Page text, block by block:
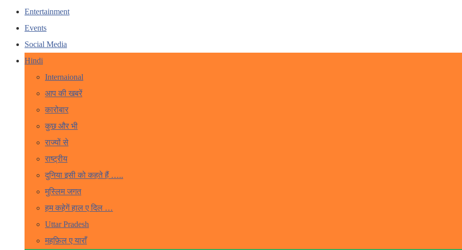
Entertainment
Events
Social Media
Hindi
Internaional
आप की खबरें
कारोबार
कुछ और भी
राज्यों से
राष्ट्रीय
दुनिया इसी को कहते हैं …..
मुस्लिम जगत
हम कहेगें हाल ए दिल …
Uttar Pradesh
महफ़िल ए याराँ